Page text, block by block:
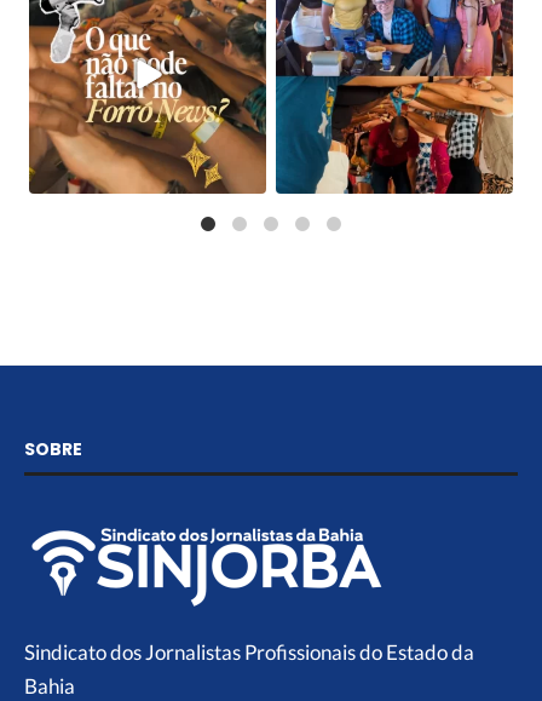
SOBRE
Sindicato dos Jornalistas Profissionais do Estado da
Bahia